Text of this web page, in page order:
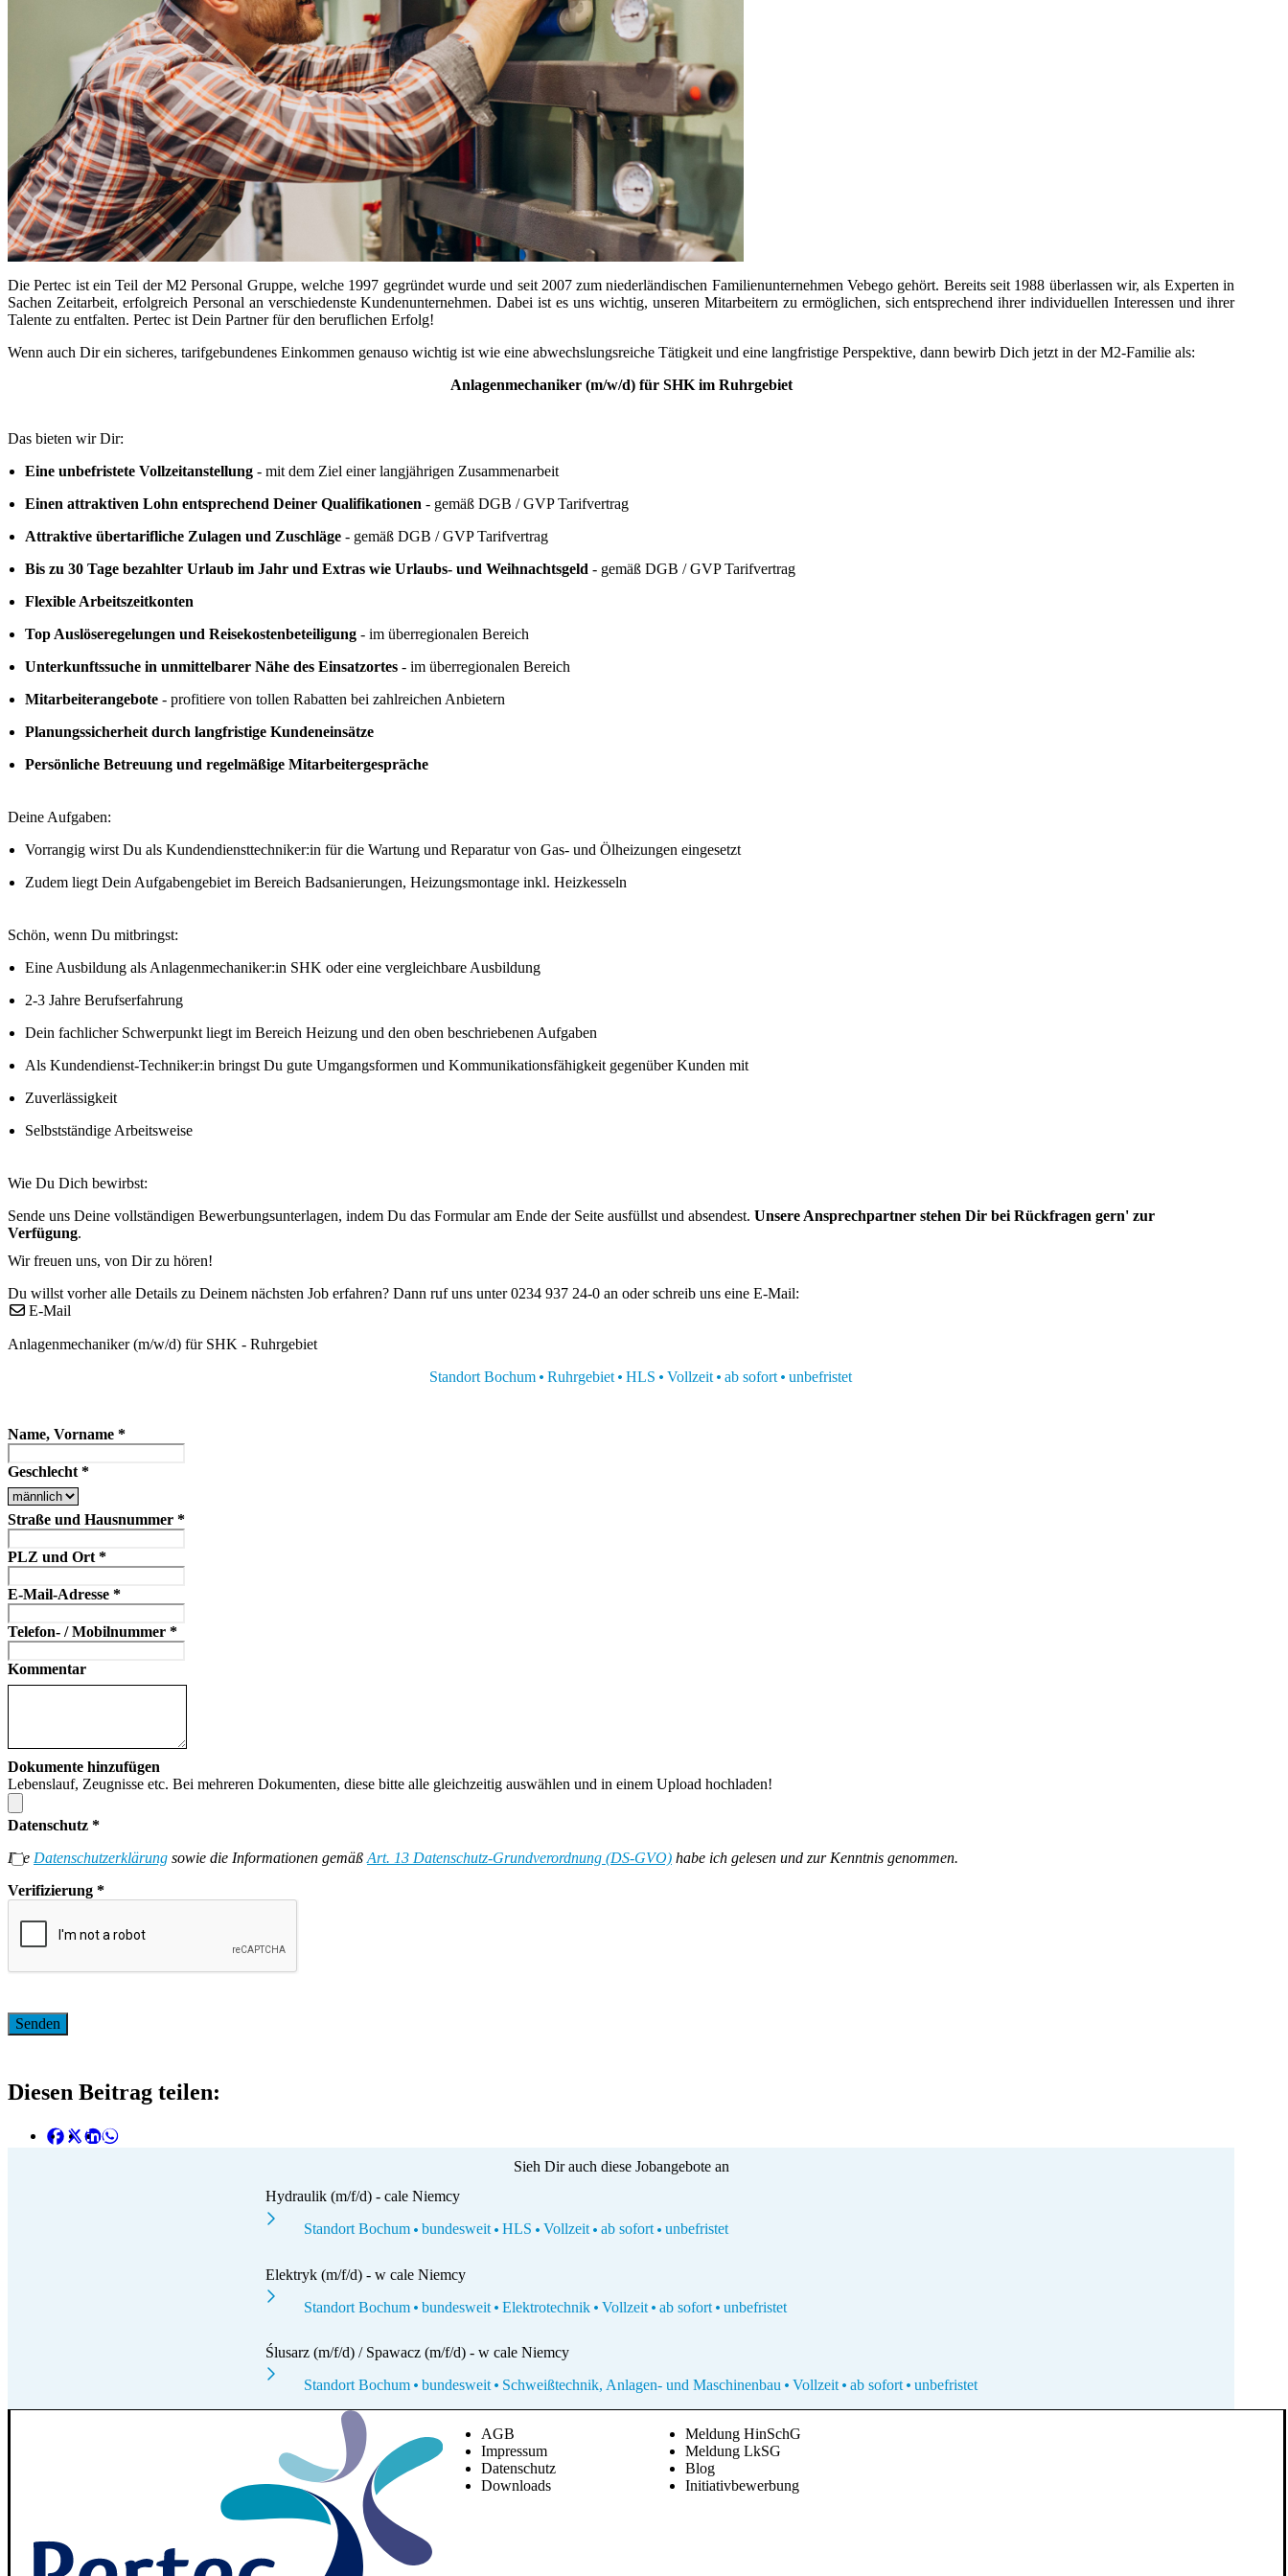
Die Pertec ist ein Teil der M2 Personal Gruppe, welche 1997 gegründet wurde und seit 2007 zum niederländischen Familienunternehmen Vebego gehört. Bereits seit 1988 überlassen wir, als Experten in
Sachen Zeitarbeit, erfolgreich Personal an verschiedenste Kundenunternehmen. Dabei ist es uns wichtig, unseren Mitarbeitern zu ermöglichen, sich entsprechend ihrer individuellen Interessen und ihrer
Talente zu entfalten. Pertec ist Dein Partner für den beruflichen Erfolg!
Wenn auch Dir ein sicheres, tarifgebundenes Einkommen genauso wichtig ist wie eine abwechslungsreiche Tätigkeit und eine langfristige Perspektive, dann bewirb Dich jetzt in der M2-Familie als:
Anlagenmechaniker (m/w/d) für SHK im Ruhrgebiet
Das bieten wir Dir:
Eine unbefristete Vollzeitanstellung - mit dem Ziel einer langjährigen Zusammenarbeit
Einen attraktiven Lohn entsprechend Deiner Qualifikationen - gemäß DGB / GVP Tarifvertrag
Attraktive übertarifliche Zulagen und Zuschläge - gemäß DGB / GVP Tarifvertrag
Bis zu 30 Tage bezahlter Urlaub im Jahr und Extras wie Urlaubs- und Weihnachtsgeld - gemäß DGB / GVP Tarifvertrag
Flexible Arbeitszeitkonten
Top Auslöseregelungen und Reisekostenbeteiligung - im überregionalen Bereich
Unterkunftssuche in unmittelbarer Nähe des Einsatzortes - im überregionalen Bereich
Mitarbeiterangebote - profitiere von tollen Rabatten bei zahlreichen Anbietern
Planungssicherheit durch langfristige Kundeneinsätze
Persönliche Betreuung und regelmäßige Mitarbeitergespräche
Deine Aufgaben:
Vorrangig wirst Du als Kundendiensttechniker:in für die Wartung und Reparatur von Gas- und Ölheizungen eingesetzt
Zudem liegt Dein Aufgabengebiet im Bereich Badsanierungen, Heizungsmontage inkl. Heizkesseln
Schön, wenn Du mitbringst:
Eine Ausbildung als Anlagenmechaniker:in SHK oder eine vergleichbare Ausbildung
2-3 Jahre Berufserfahrung
Dein fachlicher Schwerpunkt liegt im Bereich Heizung und den oben beschriebenen Aufgaben
Als Kundendienst-Techniker:in bringst Du gute Umgangsformen und Kommunikationsfähigkeit gegenüber Kunden mit
Zuverlässigkeit
Selbstständige Arbeitsweise
Wie Du Dich bewirbst:
Sende uns Deine vollständigen Bewerbungsunterlagen, indem Du das Formular am Ende der Seite ausfüllst und absendest. Unsere Ansprechpartner stehen Dir bei Rückfragen gern' zur
Verfügung.
Wir freuen uns, von Dir zu hören!
Du willst vorher alle Details zu Deinem nächsten Job erfahren? Dann ruf uns unter 0234 937 24-0 an oder schreib uns eine E-Mail:
E-Mail
Anlagenmechaniker (m/w/d) für SHK - Ruhrgebiet
Standort Bochum Ruhrgebiet HLS Vollzeit ab sofort unbefristet
Name, Vorname *
Geschlecht *
Straße und Hausnummer *
PLZ und Ort *
E-Mail-Adresse *
Telefon- / Mobilnummer *
Kommentar
Dokumente hinzufügen
Lebenslauf, Zeugnisse etc. Bei mehreren Dokumenten, diese bitte alle gleichzeitig auswählen und in einem Upload hochladen!
Datenschutz *
Die Datenschutzerklärung sowie die Informationen gemäßArt. 13 Datenschutz-Grundverordnung (DS-GVO) habe ich gelesen und zur Kenntnis genommen.
Verifizierung *
Diesen Beitrag teilen:
Sieh Dir auch diese Jobangebote an
Hydraulik (m/f/d) - cale Niemcy
Standort Bochum bundesweit HLS Vollzeit ab sofort unbefristet
Elektryk (m/f/d) - w cale Niemcy
Standort Bochum bundesweit Elektrotechnik Vollzeit ab sofort unbefristet
Ślusarz (m/f/d) / Spawacz (m/f/d) - w cale Niemcy
Standort Bochum bundesweit Schweißtechnik, Anlagen- und Maschinenbau Vollzeit ab sofort unbefristet
AGB
Impressum
Datenschutz
Downloads
Meldung HinSchG
Meldung LkSG
Blog
Initiativbewerbung